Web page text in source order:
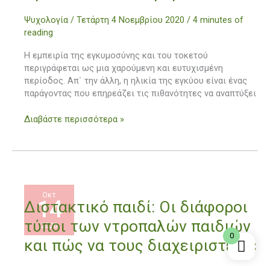
Ψυχολογία / Τετάρτη 4 Νοεμβρίου 2020 / 4 minutes of
reading
Η εμπειρία της εγκυμοσύνης και του τοκετού
περιγράφεται ως μια χαρούμενη και ευτυχισμένη
περίοδος. Απ` την άλλη, η ηλικία της εγκύου είναι ένας
παράγοντας που επηρεάζει τις πιθανότητες να αναπτύξει
φροντίδα
της
ψυχικής
υγείας
εγκύων
και
νέων
μαμάδων
Διαβάστε περισσότερα »
Οκτ
14
2020
Διστακτικό παιδί: Οι διάφοροι
τύποι των ντροπαλών παιδιών
και πώς να τους διαχειριστείτε
Διστακτικό
παιδί:
Οι
διάφοροι
τύποι
0